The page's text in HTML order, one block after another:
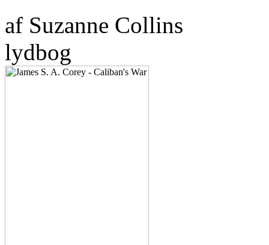
af Suzanne Collins
lydbog